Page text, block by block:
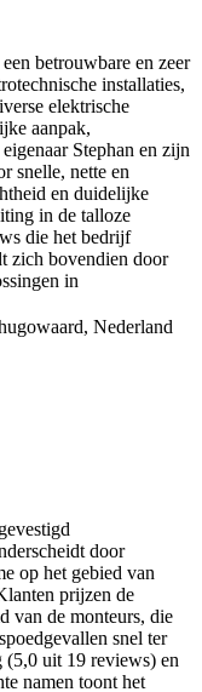
betrouwbare en zeer
installaties,
elektrische
aanpak,
Stephan en zijn
snelle, nette en
en duidelijke
in de talloze
die het bedrijf
zich bovendien door
in
Nederland
door
op het gebied van
prijzen de
van de monteurs, die
snel ter
(5,0 uit 19 reviews) en
namen toont het